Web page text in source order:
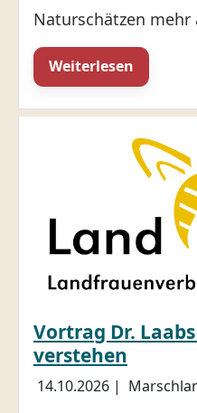
Naturschätzen mehr
Weiterlesen
Vortrag Dr.
verstehen
14.10.2026 |